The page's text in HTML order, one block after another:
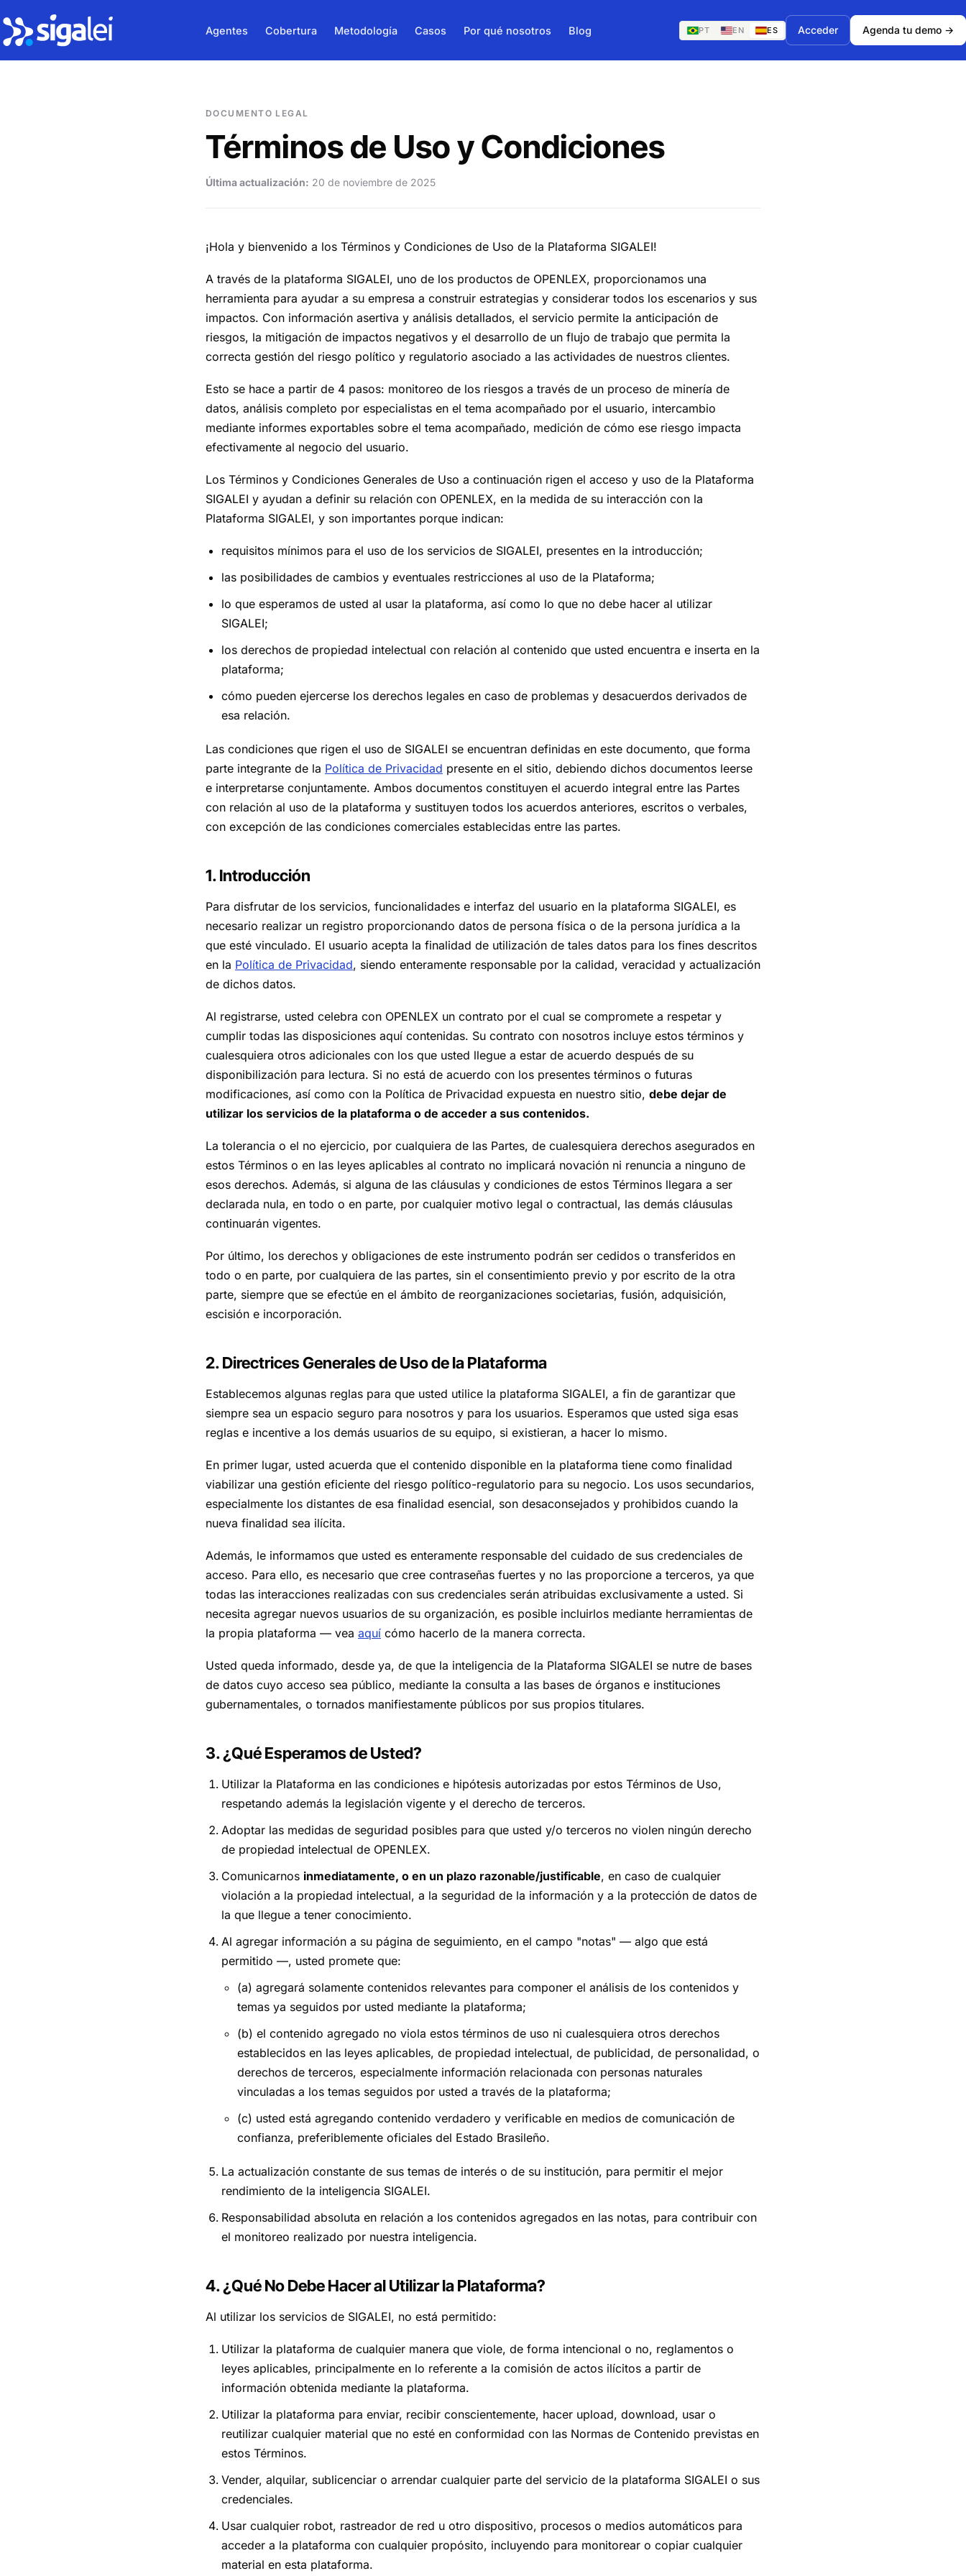
Agentes Cobertura Metodología Casos Por qué nosotros Blog PT EN ES Acceder Agenda tu demo →
DOCUMENTO LEGAL
Términos de Uso y Condiciones
Última actualización: 20 de noviembre de 2025
¡Hola y bienvenido a los Términos y Condiciones de Uso de la Plataforma SIGALEI!
A través de la plataforma SIGALEI, uno de los productos de OPENLEX, proporcionamos una
herramienta para ayudar a su empresa a construir estrategias y considerar todos los escenarios y sus
impactos. Con información asertiva y análisis detallados, el servicio permite la anticipación de
riesgos, la mitigación de impactos negativos y el desarrollo de un flujo de trabajo que permita la
correcta gestión del riesgo político y regulatorio asociado a las actividades de nuestros clientes.
Esto se hace a partir de 4 pasos: monitoreo de los riesgos a través de un proceso de minería de
datos, análisis completo por especialistas en el tema acompañado por el usuario, intercambio
mediante informes exportables sobre el tema acompañado, medición de cómo ese riesgo impacta
efectivamente al negocio del usuario.
Los Términos y Condiciones Generales de Uso a continuación rigen el acceso y uso de la Plataforma
SIGALEI y ayudan a definir su relación con OPENLEX, en la medida de su interacción con la
Plataforma SIGALEI, y son importantes porque indican:
requisitos mínimos para el uso de los servicios de SIGALEI, presentes en la introducción;
las posibilidades de cambios y eventuales restricciones al uso de la Plataforma;
lo que esperamos de usted al usar la plataforma, así como lo que no debe hacer al utilizar
SIGALEI;
los derechos de propiedad intelectual con relación al contenido que usted encuentra e inserta en la
plataforma;
cómo pueden ejercerse los derechos legales en caso de problemas y desacuerdos derivados de
esa relación.
Las condiciones que rigen el uso de SIGALEI se encuentran definidas en este documento, que forma
parte integrante de la Política de Privacidad presente en el sitio, debiendo dichos documentos leerse
e interpretarse conjuntamente. Ambos documentos constituyen el acuerdo integral entre las Partes
con relación al uso de la plataforma y sustituyen todos los acuerdos anteriores, escritos o verbales,
con excepción de las condiciones comerciales establecidas entre las partes.
1. Introducción
Para disfrutar de los servicios, funcionalidades e interfaz del usuario en la plataforma SIGALEI, es
necesario realizar un registro proporcionando datos de persona física o de la persona jurídica a la
que esté vinculado. El usuario acepta la finalidad de utilización de tales datos para los fines descritos
en la Política de Privacidad, siendo enteramente responsable por la calidad, veracidad y actualización
de dichos datos.
Al registrarse, usted celebra con OPENLEX un contrato por el cual se compromete a respetar y
cumplir todas las disposiciones aquí contenidas. Su contrato con nosotros incluye estos términos y
cualesquiera otros adicionales con los que usted llegue a estar de acuerdo después de su
disponibilización para lectura. Si no está de acuerdo con los presentes términos o futuras
modificaciones, así como con la Política de Privacidad expuesta en nuestro sitio, debe dejar de
utilizar los servicios de la plataforma o de acceder a sus contenidos.
La tolerancia o el no ejercicio, por cualquiera de las Partes, de cualesquiera derechos asegurados en
estos Términos o en las leyes aplicables al contrato no implicará novación ni renuncia a ninguno de
esos derechos. Además, si alguna de las cláusulas y condiciones de estos Términos llegara a ser
declarada nula, en todo o en parte, por cualquier motivo legal o contractual, las demás cláusulas
continuarán vigentes.
Por último, los derechos y obligaciones de este instrumento podrán ser cedidos o transferidos en
todo o en parte, por cualquiera de las partes, sin el consentimiento previo y por escrito de la otra
parte, siempre que se efectúe en el ámbito de reorganizaciones societarias, fusión, adquisición,
escisión e incorporación.
2. Directrices Generales de Uso de la Plataforma
Establecemos algunas reglas para que usted utilice la plataforma SIGALEI, a fin de garantizar que
siempre sea un espacio seguro para nosotros y para los usuarios. Esperamos que usted siga esas
reglas e incentive a los demás usuarios de su equipo, si existieran, a hacer lo mismo.
En primer lugar, usted acuerda que el contenido disponible en la plataforma tiene como finalidad
viabilizar una gestión eficiente del riesgo político-regulatorio para su negocio. Los usos secundarios,
especialmente los distantes de esa finalidad esencial, son desaconsejados y prohibidos cuando la
nueva finalidad sea ilícita.
Además, le informamos que usted es enteramente responsable del cuidado de sus credenciales de
acceso. Para ello, es necesario que cree contraseñas fuertes y no las proporcione a terceros, ya que
todas las interacciones realizadas con sus credenciales serán atribuidas exclusivamente a usted. Si
necesita agregar nuevos usuarios de su organización, es posible incluirlos mediante herramientas de
la propia plataforma — vea aquí cómo hacerlo de la manera correcta.
Usted queda informado, desde ya, de que la inteligencia de la Plataforma SIGALEI se nutre de bases
de datos cuyo acceso sea público, mediante la consulta a las bases de órganos e instituciones
gubernamentales, o tornados manifiestamente públicos por sus propios titulares.
3. ¿Qué Esperamos de Usted?
Utilizar la Plataforma en las condiciones e hipótesis autorizadas por estos Términos de Uso,
respetando además la legislación vigente y el derecho de terceros.
Adoptar las medidas de seguridad posibles para que usted y/o terceros no violen ningún derecho
de propiedad intelectual de OPENLEX.
Comunicarnos inmediatamente, o en un plazo razonable/justificable, en caso de cualquier
violación a la propiedad intelectual, a la seguridad de la información y a la protección de datos de
la que llegue a tener conocimiento.
Al agregar información a su página de seguimiento, en el campo "notas" — algo que está
permitido —, usted promete que:
(a) agregará solamente contenidos relevantes para componer el análisis de los contenidos y
temas ya seguidos por usted mediante la plataforma;
(b) el contenido agregado no viola estos términos de uso ni cualesquiera otros derechos
establecidos en las leyes aplicables, de propiedad intelectual, de publicidad, de personalidad, o
derechos de terceros, especialmente información relacionada con personas naturales
vinculadas a los temas seguidos por usted a través de la plataforma;
(c) usted está agregando contenido verdadero y verificable en medios de comunicación de
confianza, preferiblemente oficiales del Estado Brasileño.
La actualización constante de sus temas de interés o de su institución, para permitir el mejor
rendimiento de la inteligencia SIGALEI.
Responsabilidad absoluta en relación a los contenidos agregados en las notas, para contribuir con
el monitoreo realizado por nuestra inteligencia.
4. ¿Qué No Debe Hacer al Utilizar la Plataforma?
Al utilizar los servicios de SIGALEI, no está permitido:
Utilizar la plataforma de cualquier manera que viole, de forma intencional o no, reglamentos o
leyes aplicables, principalmente en lo referente a la comisión de actos ilícitos a partir de
información obtenida mediante la plataforma.
Utilizar la plataforma para enviar, recibir conscientemente, hacer upload, download, usar o
reutilizar cualquier material que no esté en conformidad con las Normas de Contenido previstas en
estos Términos.
Vender, alquilar, sublicenciar o arrendar cualquier parte del servicio de la plataforma SIGALEI o sus
credenciales.
Usar cualquier robot, rastreador de red u otro dispositivo, procesos o medios automáticos para
acceder a la plataforma con cualquier propósito, incluyendo para monitorear o copiar cualquier
material en esta plataforma.